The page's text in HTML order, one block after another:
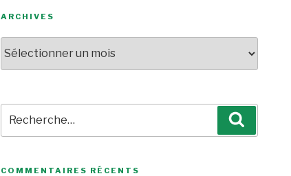
ARCHIVES
pour
:
COMMENTAIRES RÉCENTS